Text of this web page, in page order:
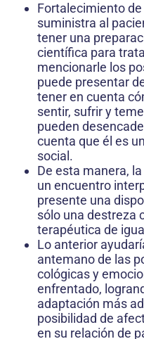
Fortalecimiento
suministra al
tener una
científica para
mencionarle los
puede presentar
tener en cuenta
sentir, sufrir y
pueden
cuenta que él es
social.
De esta manera,
un encuentro
presente una
sólo una destreza
terapéutica de
Lo anterior
antemano de las
cológicas y
enfrentado,
adaptación más
posibilidad de
en su relación de